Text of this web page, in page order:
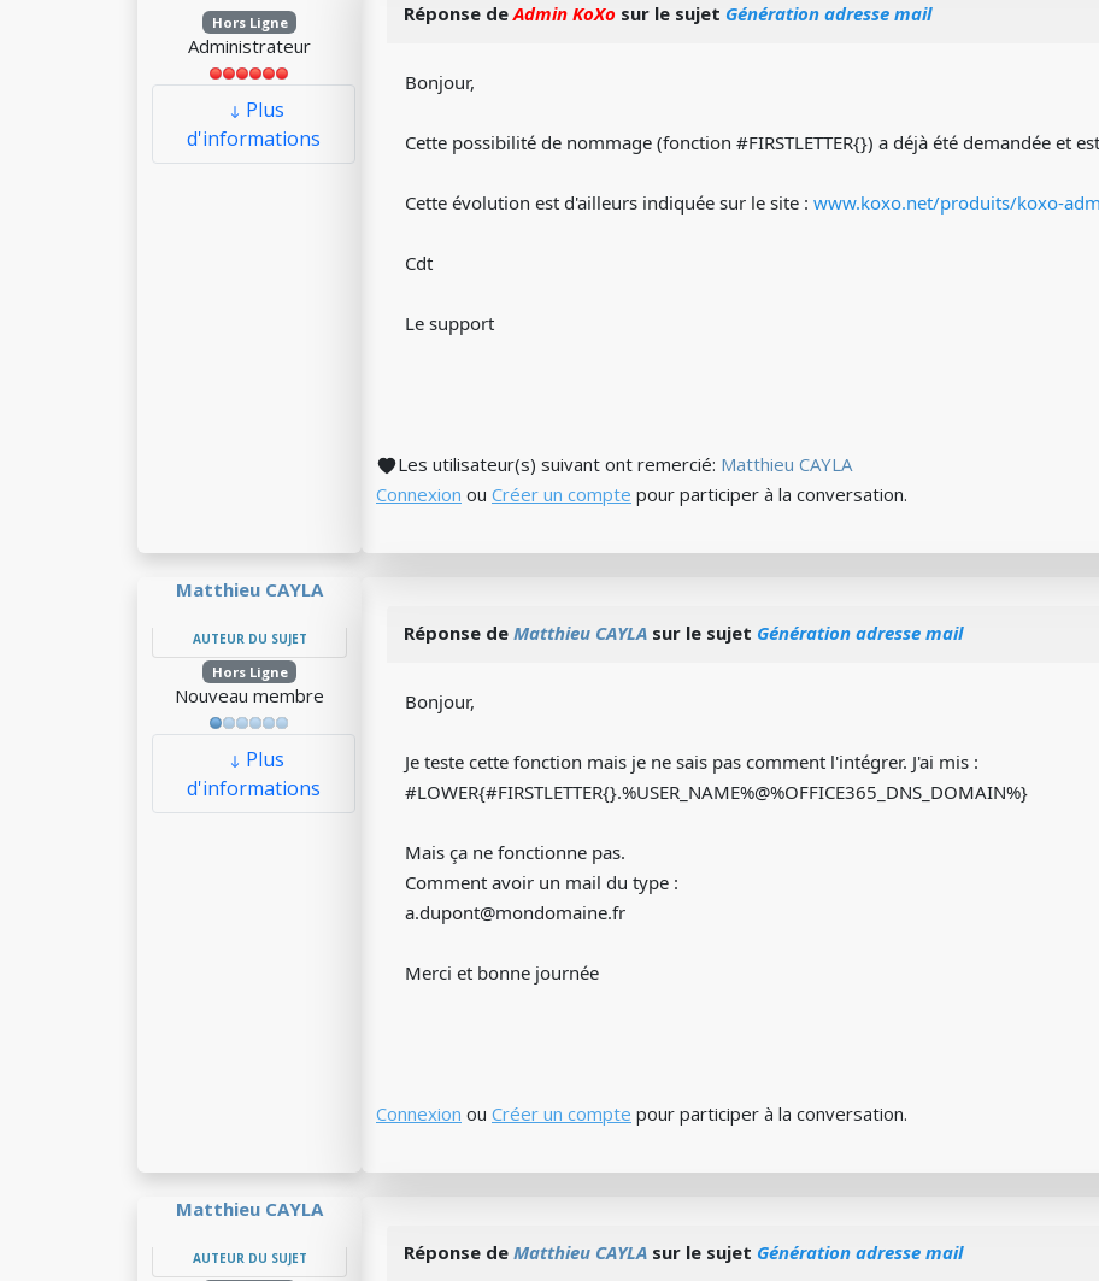
Hors Ligne
Administrateur
Plus
d'informations
Réponse deAdmin KoXo sur le sujet Génération adresse mail
Bonjour,
Cette possibilité de nommage (fonction #FIRSTLETTER{}) a déjà été demandée et
Cette évolution est d'ailleurs indiquée sur le site : www.koxo.net/produits/koxo-
Cdt
Le support
Les utilisateur(s) suivant ont remercié: Matthieu CAYLA
Connexion ou Créer un compte pour participer à la conversation.
Matthieu CAYLA
AUTEUR DU SUJET
Hors Ligne
Nouveau membre
Plus
d'informations
Réponse de Matthieu CAYLA sur le sujet Génération adresse mail
Bonjour,
Je teste cette fonction mais je ne sais pas comment l'intégrer. J'ai mis :
#LOWER{#FIRSTLETTER{}.%USER_NAME%@%OFFICE365_DNS_DOMAIN%}
Mais ça ne fonctionne pas.
Comment avoir un mail du type :
a.dupont@mondomaine.fr
Merci et bonne journée
Connexion ou Créer un compte pour participer à la conversation.
Matthieu CAYLA
AUTEUR DU SUJET Réponse de Matthieu CAYLA sur le sujet Génération adresse mail